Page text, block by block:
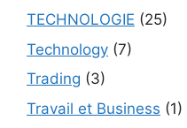
TECHNOLOGIE (25)
Technology (7)
Trading (3)
Travail et Business (1)